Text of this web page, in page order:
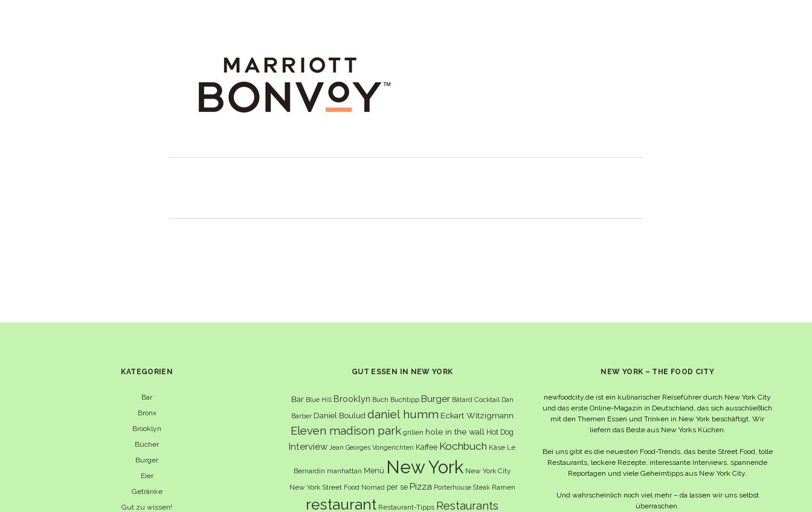
KATEGORIEN
Bar
Bronx
Brooklyn
Bücher
Burger
Eier
Getränke
Gut zu wissen!
GUT ESSEN IN NEW YORK
Bar Blue Hill Brooklyn Buch Buchtipp Burger Bâtard Cocktail Dan
Barber Daniel Boulud daniel humm Eckart Witzigmann
Eleven madison park grillen hole in the wall Hot Dog
Interview Jean Georges Vongerichten Kaffee Kochbuch Käse Le
Bernardin manhattan Menü New York New York City
New York Street Food Nomad per se Pizza Porterhouse Steak Ramen
restaurant Restaurant-Tipps Restaurants
NEW YORK – THE FOOD CITY
newfoodcity.de ist ein kulinarischer Reiseführer durch New York City
und das erste Online-Magazin in Deutschland, das sich ausschließlich
mit den Themen Essen und Trinken in New York beschäftigt. Wir
liefern das Beste aus New Yorks Küchen.
Bei uns gibt es die neuesten Food-Trends, das beste Street Food, tolle
Restaurants, leckere Rezepte, interessante Interviews, spannende
Reportagen und viele Geheimtipps aus New York City.
Und wahrscheinlich noch viel mehr – da lassen wir uns selbst
überraschen.